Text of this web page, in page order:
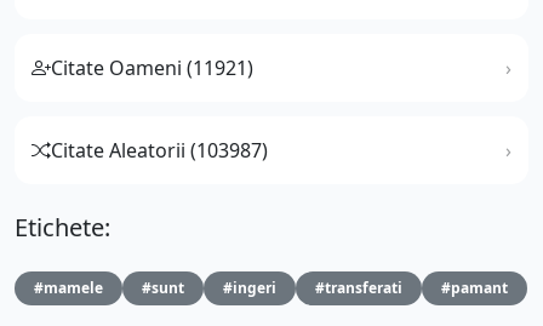
Citate Oameni (11921)
Citate Aleatorii (103987)
Etichete:
#mamele #sunt #ingeri #transferati #pamant